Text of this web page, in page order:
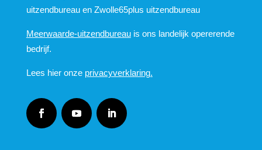
uitzendbureau en Zwolle65plus uitzendbureau
Meerwaarde-uitzendbureauis ons landelijk opererende
bedrijf.
Lees hier onze privacyverklaring.